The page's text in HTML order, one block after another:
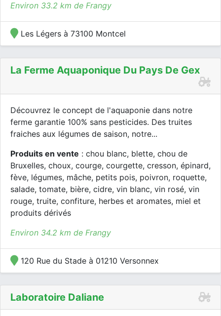
Environ 33.2 km de Frangy
Les Légers à 73100 Montcel
La Ferme Aquaponique Du Pays De Gex
Découvrez le concept de l'aquaponie dans notre
ferme garantie 100% sans pesticides. Des truites
fraiches aux légumes de saison, notre...
Produits en vente : chou blanc, blette, chou de
Bruxelles, choux, courge, courgette, cresson, épinard,
fève, légumes, mâche, petits pois, poivron, roquette,
salade, tomate, bière, cidre, vin blanc, vin rosé, vin
rouge, truite, confiture, herbes et aromates, miel et
produits dérivés
Environ 34.2 km de Frangy
120 Rue du Stade à 01210 Versonnex
Laboratoire Daliane